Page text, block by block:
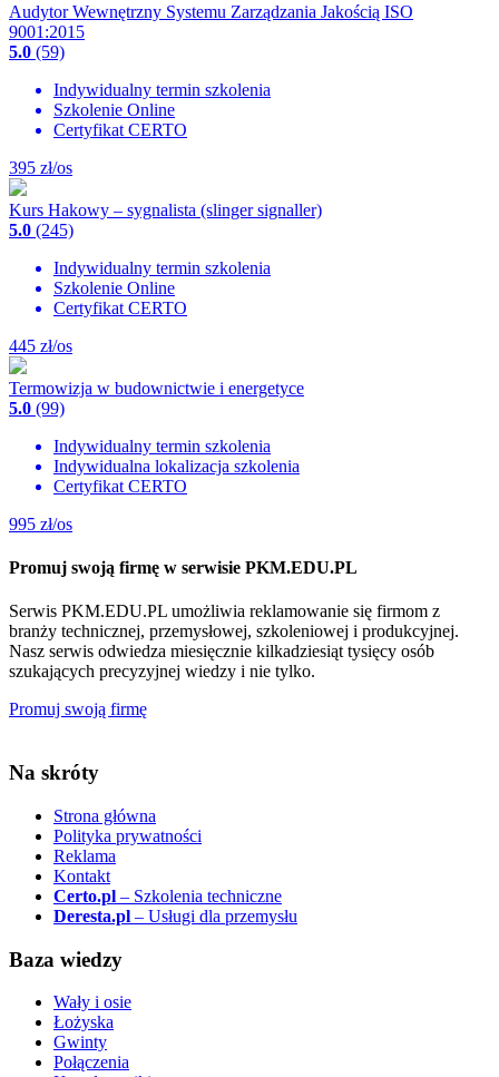
Audytor Wewnętrzny Systemu Zarządzania Jakością ISO
9001:2015
5.0 (59)
Indywidualny termin szkolenia
Szkolenie Online
Certyfikat CERTO
395 zł/os
Kurs Hakowy – sygnalista (slinger signaller)
5.0 (245)
Indywidualny termin szkolenia
Szkolenie Online
Certyfikat CERTO
445 zł/os
Termowizja w budownictwie i energetyce
5.0 (99)
Indywidualny termin szkolenia
Indywidualna lokalizacja szkolenia
Certyfikat CERTO
995 zł/os
Promuj swoją firmę w serwisie PKM.EDU.PL
Serwis PKM.EDU.PL umożliwia reklamowanie się firmom z
branży technicznej, przemysłowej, szkoleniowej i produkcyjnej.
Nasz serwis odwiedza miesięcznie kilkadziesiąt tysięcy osób
szukających precyzyjnej wiedzy i nie tylko.
Promuj swoją firmę
Na skróty
Strona główna
Polityka prywatności
Reklama
Kontakt
Certo.pl – Szkolenia techniczne
Deresta.pl – Usługi dla przemysłu
Baza wiedzy
Wały i osie
Łożyska
Gwinty
Połączenia